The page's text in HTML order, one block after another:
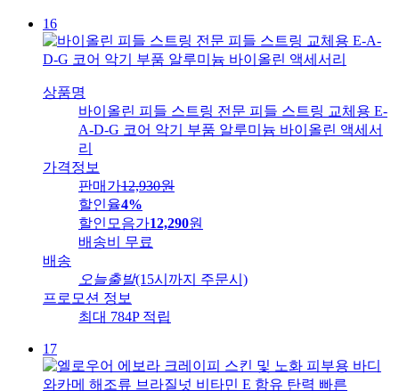
16
상품명
바이올린 피들 스트링 전문 피들 스트링 교체용 E-
A-D-G 코어 악기 부품 알루미늄 바이올린 액세서
리
가격정보
판매가12,930원
할인율4%
할인모음가12,290원
배송비
무료
배송
오늘출발(15시까지 주문시)
프로모션 정보
최대 784P 적립
17